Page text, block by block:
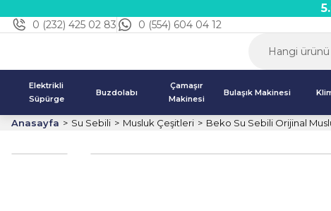
0 (232) 425 02 83 0 (554) 604 04 12
Elektrikli
Süpürge
Buzdolabı
Çamaşır
Makinesi
Bulaşık Makinesi
Anasayfa Su Sebili Musluk Çeşitleri Beko Su Sebili Orijinal